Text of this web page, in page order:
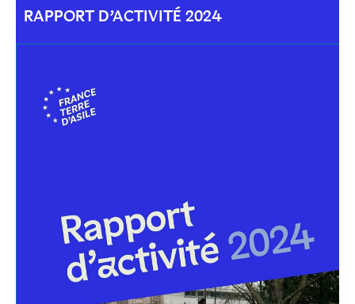
RAPPORT D’ACTIVITÉ 2024